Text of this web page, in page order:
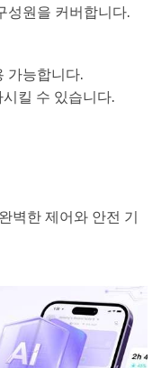
성원을 커버합니다.
가능합니다.
킬 수 있습니다.
벽한 제어와 안전 기